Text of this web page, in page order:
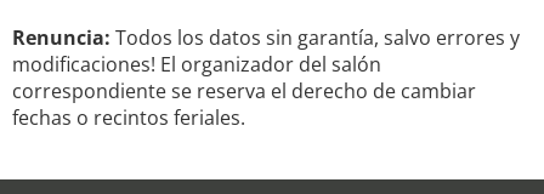
Renuncia: Todos los datos sin garantía, salvo errores y
modificaciones! El organizador del salón
correspondiente se reserva el derecho de cambiar
fechas o recintos feriales.